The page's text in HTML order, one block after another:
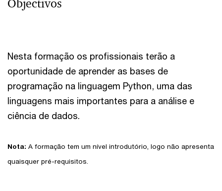
Objectivos
Nesta formação os profissionais terão a
oportunidade de aprender as bases de
programação na linguagem Python, uma das
linguagens mais importantes para a análise e
ciência de dados.
Nota: A formação tem um nível introdutório, logo não apresenta
quaisquer pré-requisitos.